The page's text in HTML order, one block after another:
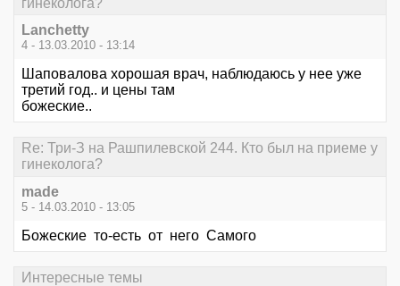
гинеколога?
Lanchetty
4 - 13.03.2010 - 13:14
Шаповалова хорошая врач, наблюдаюсь у нее уже
третий год.. и цены там
божеские..
Re: Три-З на Рашпилевской 244. Кто был на приеме у
гинеколога?
made
5 - 14.03.2010 - 13:05
Божеские то-есть от него Самого
Интересные темы